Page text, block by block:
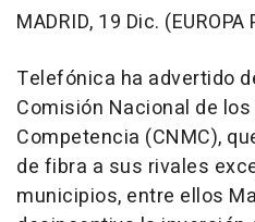
MADRID, 19 Dic. (EUROPA
Telefónica ha advertido
Comisión Nacional de
Competencia (CNMC),
de fibra a sus rivales
municipios, entre ellos